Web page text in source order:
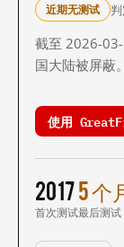
近期无测试
截至 2026-
国大陆被屏蔽
使用
2017
首次测试
5 个
最后测试